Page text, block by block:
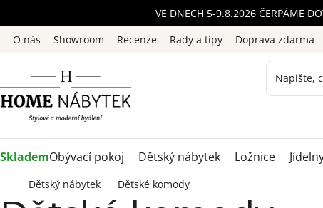
na
obsah
VE DNECH 5-9.8.2026 ČERPÁME
O nás
Showroom Recenze Rady a tipy Doprava zdarma
SklademObývací pokoj Dětský nábytek Ložnice
Dětský nábytek Dětské komody